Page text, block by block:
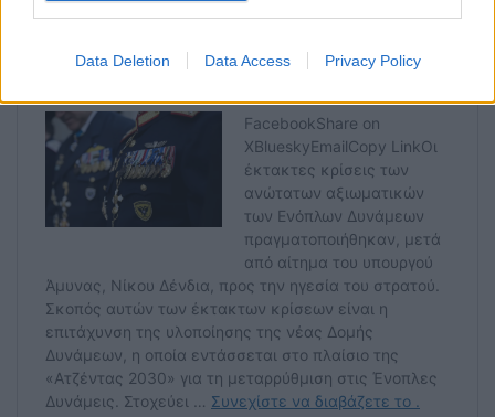
Data Deletion Data Access Privacy Policy